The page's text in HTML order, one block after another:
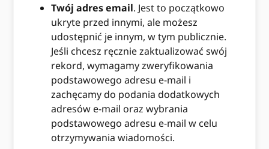
Twój adres email. Jest to początkowo
ukryte przed innymi, ale możesz
udostępnić je innym, w tym publicznie.
Jeśli chcesz ręcznie zaktualizować swój
rekord, wymagamy zweryfikowania
podstawowego adresu e-mail i
zachęcamy do podania dodatkowych
adresów e-mail oraz wybrania
podstawowego adresu e-mail w celu
otrzymywania wiadomości.